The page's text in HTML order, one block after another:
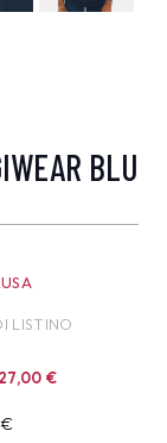
BLU
LISTINO
27,00€
€